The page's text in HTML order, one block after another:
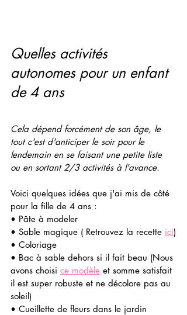
Quelles activités
autonomes pour un enfant
de 4 ans
Cela dépend forcément de son âge, le
tout c'est d'anticiper le soir pour le
lendemain en se faisant une petite liste
ou en sortant 2/3 activités à l'avance.
Voici quelques idées que j'ai mis de côté
pour la fille de 4 ans :
• Pâte à modeler
• Sable magique ( Retrouvez la recette ici)
• Coloriage
• Bac à sable dehors si il fait beau (Nous
avons choisi ce modèle et somme satisfait
il est super robuste et ne décolore pas au
soleil)
• Cueillette de fleurs dans le jardin